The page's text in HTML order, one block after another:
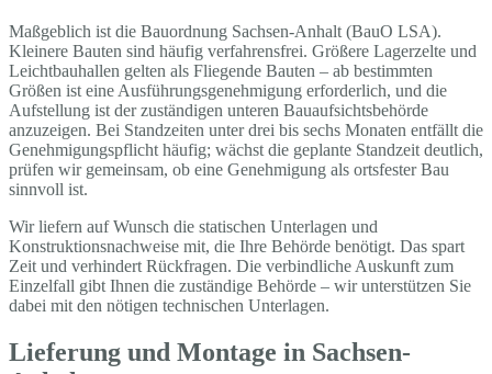
Maßgeblich ist die Bauordnung Sachsen-Anhalt (BauO LSA).
Kleinere Bauten sind häufig verfahrensfrei. Größere Lagerzelte und
Leichtbauhallen gelten als Fliegende Bauten – ab bestimmten
Größen ist eine Ausführungsgenehmigung erforderlich, und die
Aufstellung ist der zuständigen unteren Bauaufsichtsbehörde
anzuzeigen. Bei Standzeiten unter drei bis sechs Monaten entfällt die
Genehmigungspflicht häufig; wächst die geplante Standzeit deutlich,
prüfen wir gemeinsam, ob eine Genehmigung als ortsfester Bau
sinnvoll ist.
Wir liefern auf Wunsch die statischen Unterlagen und
Konstruktionsnachweise mit, die Ihre Behörde benötigt. Das spart
Zeit und verhindert Rückfragen. Die verbindliche Auskunft zum
Einzelfall gibt Ihnen die zuständige Behörde – wir unterstützen Sie
dabei mit den nötigen technischen Unterlagen.
Lieferung und Montage in Sachsen-